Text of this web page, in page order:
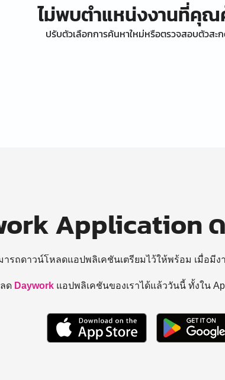
ไม่พบตำแหน่งงานที่คุณ
ปรับตัวเลือกการค้นหาใหม่หรือตรวจสอบตัวสะ
Application
ารถดาวน์โหลดแอปพลิเคชันเตรียมไว้ให้พร้อม เมื่อมี
ด Daywork แอปพลิเคชันของเราได้แล้ววันนี้ ทั้งใน